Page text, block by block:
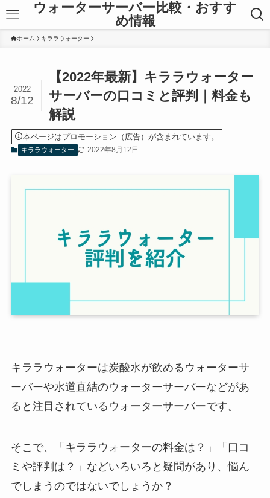
ウォーターサーバー比較・おすす
め情報
ホーム キララウォーター
【2022年最新】キララウォーター
サーバーの口コミと評判｜料金も
解説
2022
8/12
本ページはプロモーション（広告）が含まれています。
キララウォーター 2022年8月12日
キララウォーターは炭酸水が飲めるウォーターサ
ーバーや水道直結のウォーターサーバーなどがあ
ると注目されているウォーターサーバーです。
そこで、「キララウォーターの料金は？」「口コ
ミや評判は？」などいろいろと疑問があり、悩ん
でしまうのではないでしょうか？